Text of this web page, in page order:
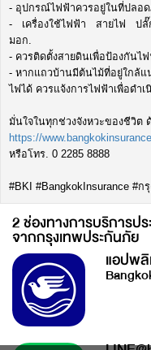
- อุปกรณ์ไฟฟ้าควรอยู่ในที่ปลอด
- เครื่องใช้ไฟฟ้า สายไฟ ปลั๊ก
มอก.
- ควรติดตั้งสายดินเพื่อป้องกันไ
- หากแถวบ้านมีต้นไม้ที่อยู่ใกล้แ
ไฟได้ ควรแจ้งการไฟฟ้าเพื่อดำ
มั่นใจในทุกช่วงจังหวะของชีวิต
https://
หรือโทร. 0 2285 8888
#BKI #BangkokInsurance #
2 ช่องทางการบริการป
จากกรุงเทพประกันภัย
แอปพ